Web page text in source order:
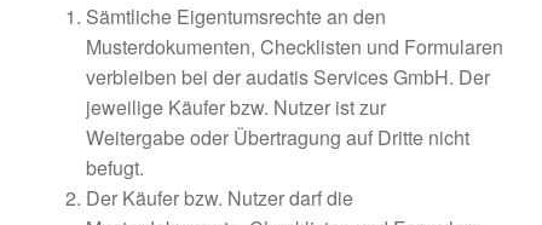
Sämtliche Eigentumsrechte an den
Musterdokumenten, Checklisten und Formularen
verbleiben bei der audatis Services GmbH. Der
jeweilige Käufer bzw. Nutzer ist zur
Weitergabe oder Übertragung auf Dritte nicht
befugt.
Der Käufer bzw. Nutzer darf die